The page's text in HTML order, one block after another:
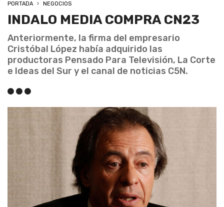
PORTADA NEGOCIOS
INDALO MEDIA COMPRA CN23
Anteriormente, la firma del empresario
Cristóbal López había adquirido las
productoras Pensado Para Televisión, La Corte
e Ideas del Sur y el canal de noticias C5N.